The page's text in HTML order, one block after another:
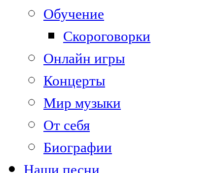
Обучение
Скороговорки
Онлайн игры
Концерты
Мир музыки
От себя
Биографии
Наши песни